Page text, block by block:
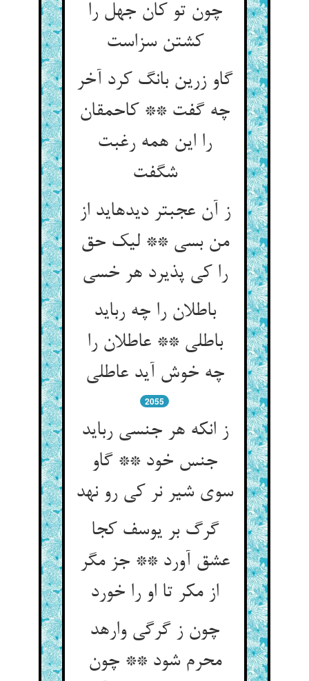
چون تو کان جهل را
کشتن سزاست‏
گاو زرین بانگ کرد آخر
چه گفت ** کاحمقان
را این همه رغبت
شگفت‏
ز آن عجبتر دیده‏اید از
من بسی ** لیک حق
را کی پذیرد هر خسی‏
باطلان را چه رباید
باطلی ** عاطلان را
چه خوش آید عاطلی‏
2055
ز انکه هر جنسی رباید
جنس خود ** گاو
سوی شیر نر کی رو نهد
گرگ بر یوسف کجا
عشق آورد ** جز مگر
از مکر تا او را خورد
چون ز گرگی وارهد
محرم شود ** چون